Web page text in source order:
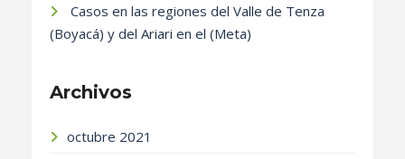
Casos en las regiones del Valle de Tenza
(Boyacá) y del Ariari en el (Meta)
Archivos
octubre 2021